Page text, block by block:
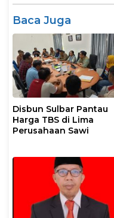
Baca Juga
Disbun Sulbar Pantau
Harga TBS di Lima
Perusahaan Sawi